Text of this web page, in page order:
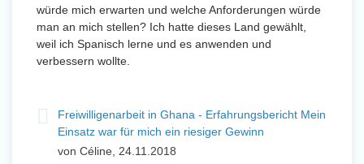
würde mich erwarten und welche Anforderungen würde
man an mich stellen? Ich hatte dieses Land gewählt,
weil ich Spanisch lerne und es anwenden und
verbessern wollte.
Freiwilligenarbeit in Ghana - Erfahrungsbericht Mein
Einsatz war für mich ein riesiger Gewinn
von Céline, 24.11.2018